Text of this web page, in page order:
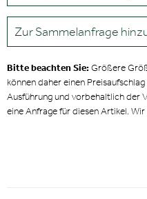
Zur Sammelanfrage
Bitte beachten Sie:Größere
können daher einen
Ausführung und vorbehaltlich der
eine Anfrage für diesen Artikel.